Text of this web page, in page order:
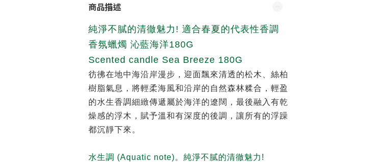
商品描述
純淨不膩的清徹魅力! 適合春夏的代表性香調
香氛蠟燭 沁藍海洋180G
Scented candle Sea Breeze 180G
彷彿在地中海沿岸漫步，迎面飄來清透的松木、絲柏
樹脂氣息，將輕柔海風和沿岸的自然森林糅合，輕盈
的水生香調細緻傳遞屬於海洋的遼闊，最後融入有乾
燥感的浮木，賦予溫和有深度的後調，讓所有的浮躁
都沉靜下來。
水生調 (Aquatic note)。純淨不膩的清徹魅力!